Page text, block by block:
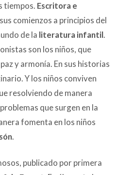
tiempos. Escritora e
comienzos a principios del
de la literatura infantil.
son los niños, que
y armonía. En sus historias
Y los niños conviven
resolviendo de manera
que surgen en la
fomenta en los niños
.
publicado por primera